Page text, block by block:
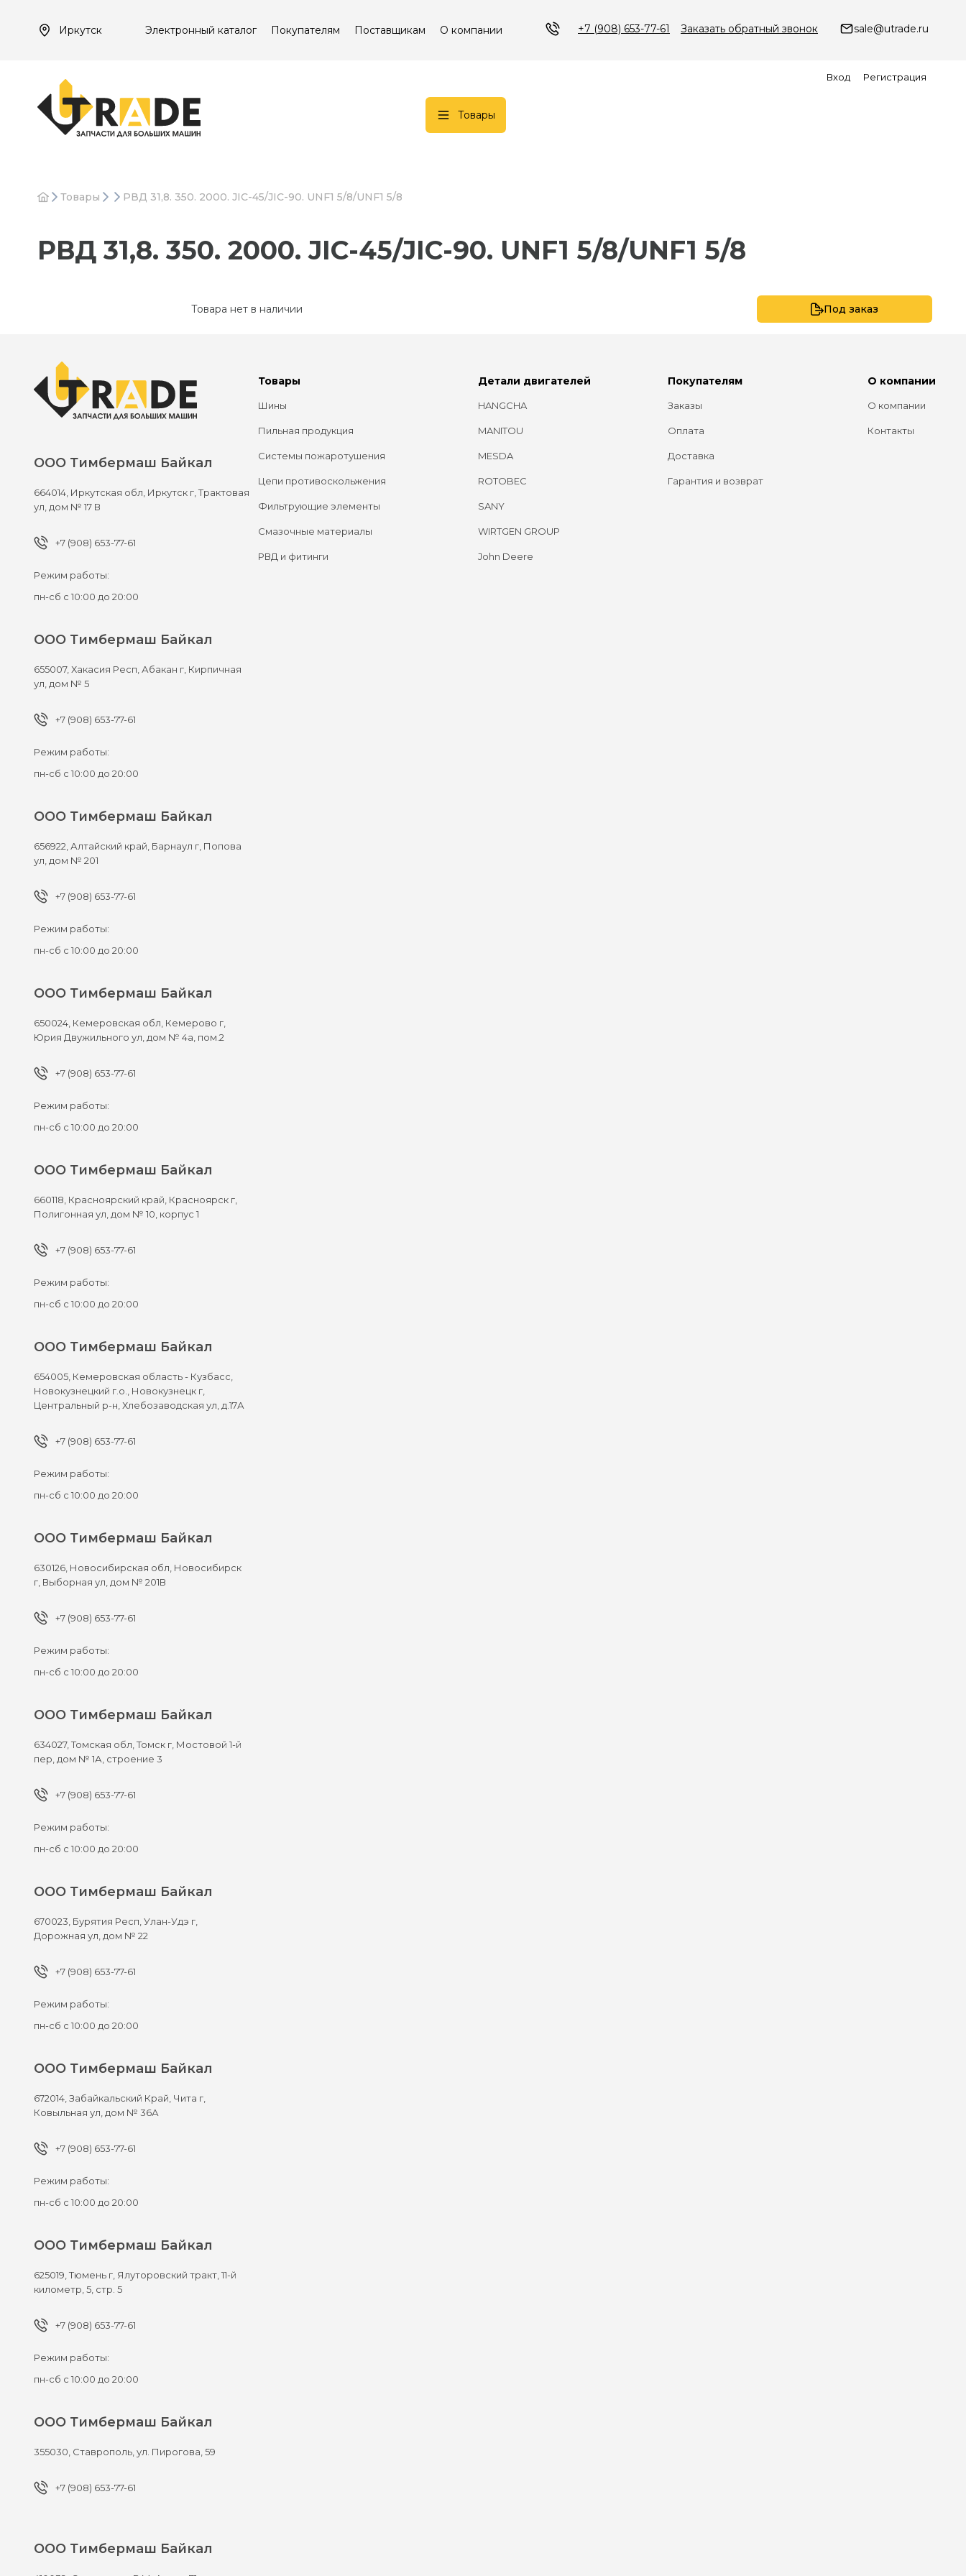
Иркутск Электронный каталог Покупателям Поставщикам О компании +7 (908) 653-77-61 Заказать обратный звонок sale@utrade.ru
Вход Регистрация
Товары
Товары РВД 31,8. 350. 2000. JIC-45/JIC-90. UNF1 5/8/UNF1 5/8
РВД 31,8. 350. 2000. JIC-45/JIC-90. UNF1 5/8/UNF1 5/8
Товара нет в наличии Под заказ
ООО Тимбермаш Байкал
664014, Иркутская обл, Иркутск г,Трактовая
ул, дом № 17 В
+7 (908) 653-77-61
Режим работы:
пн-сб с 10:00 до 20:00
ООО Тимбермаш Байкал
655007,Хакасия Респ, Абакан г, Кирпичная
ул, дом № 5
+7 (908) 653-77-61
Режим работы:
пн-сб с 10:00 до 20:00
ООО Тимбермаш Байкал
656922, Алтайский край, Барнаул г, Попова
ул, дом № 201
+7 (908) 653-77-61
Режим работы:
пн-сб с 10:00 до 20:00
ООО Тимбермаш Байкал
650024, Кемеровская обл, Кемерово г,
Юрия Двужильного ул, дом № 4а, пом.2
+7 (908) 653-77-61
Режим работы:
пн-сб с 10:00 до 20:00
ООО Тимбермаш Байкал
660118, Красноярский край, Красноярск г,
Полигонная ул, дом № 10, корпус 1
+7 (908) 653-77-61
Режим работы:
пн-сб с 10:00 до 20:00
ООО Тимбермаш Байкал
654005, Кемеровская область - Кузбасс,
Новокузнецкий г.о., Новокузнецк г,
Центральный р-н, Хлебозаводская ул, д.17А
+7 (908) 653-77-61
Режим работы:
пн-сб с 10:00 до 20:00
ООО Тимбермаш Байкал
630126, Новосибирская обл, Новосибирск
г, Выборная ул, дом № 201В
+7 (908) 653-77-61
Режим работы:
пн-сб с 10:00 до 20:00
ООО Тимбермаш Байкал
634027,Томская обл, Томск г, Мостовой 1-й
пер, дом № 1А, строение 3
+7 (908) 653-77-61
Режим работы:
пн-сб с 10:00 до 20:00
ООО Тимбермаш Байкал
670023, Бурятия Респ, Улан-Удэ г,
Дорожная ул, дом № 22
+7 (908) 653-77-61
Режим работы:
пн-сб с 10:00 до 20:00
ООО Тимбермаш Байкал
672014,Забайкальский Край, Чита г,
Ковыльная ул, дом № 36А
+7 (908) 653-77-61
Режим работы:
пн-сб с 10:00 до 20:00
ООО Тимбермаш Байкал
625019,Тюмень г, Ялуторовский тракт, 11-й
километр, 5, стр. 5
+7 (908) 653-77-61
Режим работы:
пн-сб с 10:00 до 20:00
ООО Тимбермаш Байкал
355030, Ставрополь,ул. Пирогова, 59
+7 (908) 653-77-61
ООО Тимбермаш Байкал
Товары
Шины
Пильная продукция
Системы пожаротушения
Цепи противоскольжения
Фильтрующие элементы
Смазочные материалы
РВД и фитинги
Детали двигателей
HANGCHA
MANITOU
MESDA
ROTOBEC
SANY
WIRTGEN GROUP
John Deere
Покупателям
Заказы
Оплата
Доставка
Гарантия и возврат
О компании
О компании
Контакты